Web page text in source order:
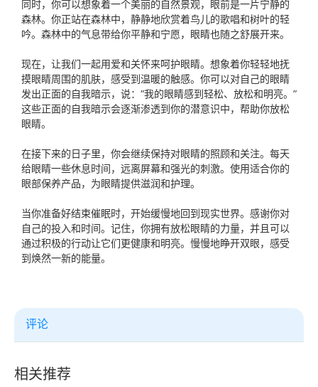
同时，你可以想象着一个美丽的自然景观，眼前是一片宁静的
森林。你正站在森林中，静静地欣赏着鸟儿的歌唱和树叶的轻
吟。森林中的气息带给你平静和宁愿，眼睛也随之舒展开来。
现在，让我们一起用爱和关怀来呵护眼睛。想象着你轻轻地抚
摸眼睛周围的肌肤，感受到温暖的触感。你可以对自己的眼睛
发出正面的自我暗示，说：“我的眼睛感到轻松、放松和明亮。”
这些正面的自我暗示会逐渐渗透到你的潜意识中，帮助你放松
眼睛。
在接下来的日子里，你会继续保持对眼睛的照顾和关注。每天
给眼睛一些休息时间，远离屏幕和强光的刺激。使用适合你的
眼部保养产品，为眼睛提供滋润和护理。
当你准备好结束催眠时，开始缓慢地回到现实世界。感谢你对
自己的投入和时间。记住，你拥有放松眼睛的力量，并且可以
通过积极的行动让它们更健康和明亮。慢慢地睁开双眼，感受
到焕然一新的能量。
评论
相关推荐